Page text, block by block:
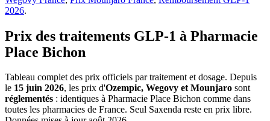
2026.
Prix des traitements GLP-1 à Pharmacie
Place Bichon
Tableau complet des prix officiels par traitement et dosage. Depuis
le 15 juin 2026, les prix d'Ozempic, Wegovy et Mounjaro sont
réglementés : identiques à Pharmacie Place Bichon comme dans
toutes les pharmacies de France. Seul Saxenda reste en prix libre.